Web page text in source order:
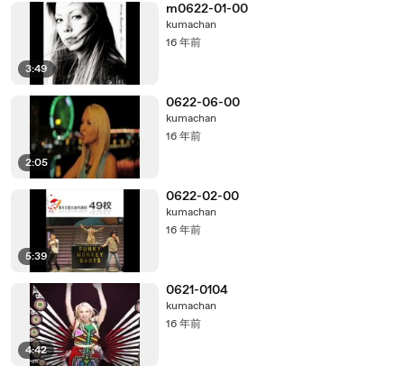
3:49
m0622-01-00
kumachan
16 年前
2:05
0622-06-00
kumachan
16 年前
5:39
0622-02-00
kumachan
16 年前
4:42
0621-0104
kumachan
16 年前